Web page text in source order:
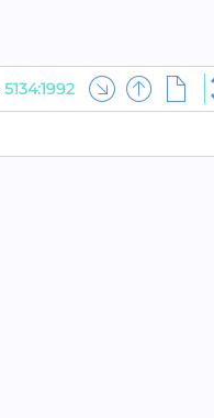
5134:1992